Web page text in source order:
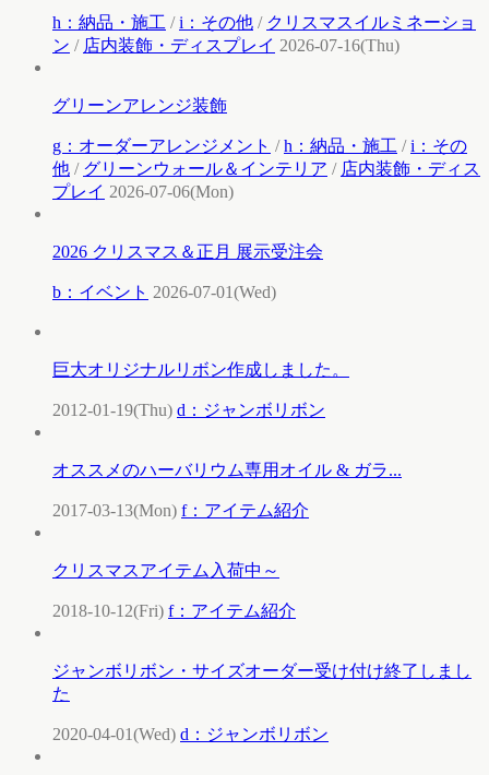
h：納品・施工 /i：その他 / クリスマスイルミネーショ
ン / 店内装飾・ディスプレイ 2026-07-16(Thu)
グリーンアレンジ装飾
g：オーダーアレンジメント /h：納品・施工 /i：その
他 / グリーンウォール＆インテリア / 店内装飾・ディス
プレイ 2026-07-06(Mon)
2026 クリスマス＆正月 展示受注会
b：イベント 2026-07-01(Wed)
巨大オリジナルリボン作成しました。
2012-01-19(Thu) d：ジャンボリボン
オススメのハーバリウム専用オイル & ガラ...
2017-03-13(Mon) f：アイテム紹介
クリスマスアイテム入荷中～
2018-10-12(Fri) f：アイテム紹介
ジャンボリボン・サイズオーダー受け付け終了しまし
た
2020-04-01(Wed) d：ジャンボリボン